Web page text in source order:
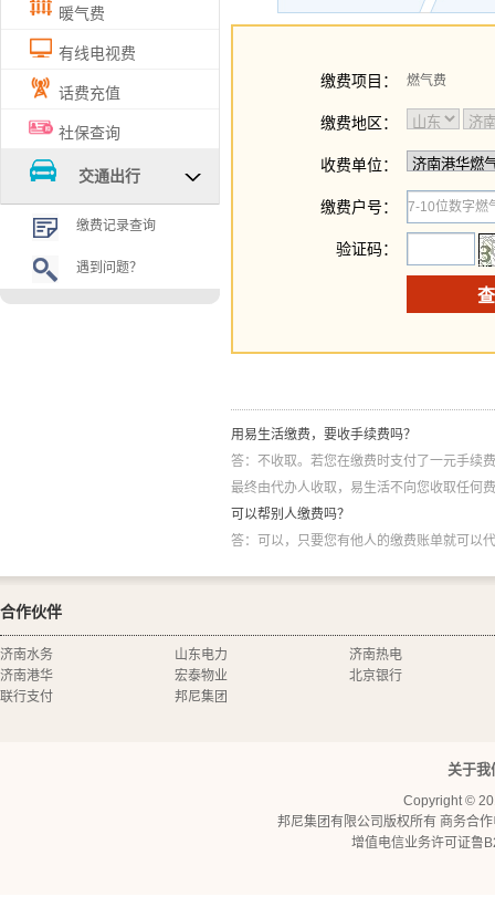
暖气费
有线电视费
话费充值
社保查询
交通出行
缴费记录查询
遇到问题？
缴费项目： 燃气费
缴费地区：
收费单位：
缴费户号：
验证码：
用易生活缴费，要收手续费吗？
答：不收取。若您在缴费时支付了一元手续
最终由代办人收取，易生活不向您收取任何
可以帮别人缴费吗？
答：可以，只要您有他人的缴费账单就可以